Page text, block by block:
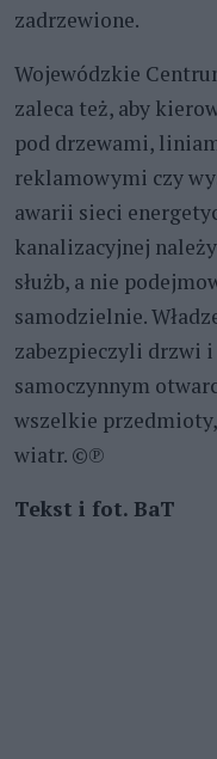
zadrzewione.
Wojewódzkie
zaleca też, aby
pod drzewami,
reklamowymi czy
awarii sieci
kanalizacyjnej
służb, a nie
samodzielnie.
zabezpieczyli drzwi
samoczynnym
wszelkie
wiatr. ©℗
Tekst i fot. BaT